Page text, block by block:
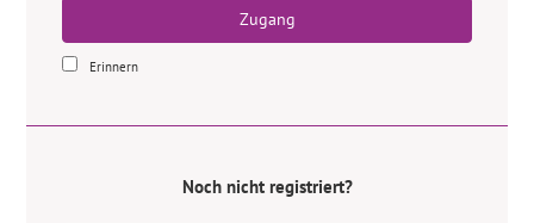
Zugang
Erinnern
Noch nicht registriert?